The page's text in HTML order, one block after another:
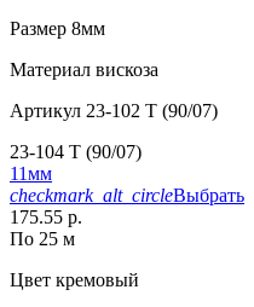
Размер 8мм
Материал вискоза
Артикул 23-102 T (90/07)
23-104 T (90/07)
11мм
checkmark_alt_circleВыбрать
175.55 р.
По 25 м
Цвет кремовый